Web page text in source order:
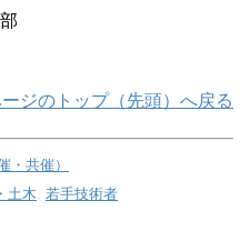
ジのトップ（先頭）へ戻る
・共催）
土木, 若手技術者